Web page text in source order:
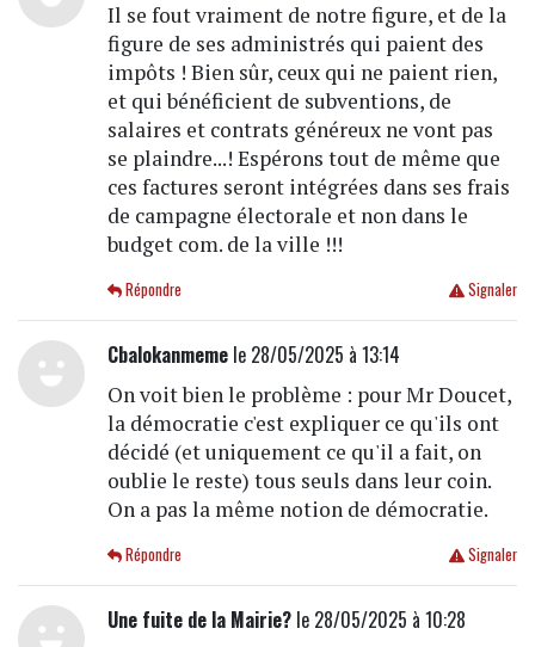
Il se fout vraiment de notre figure, et de la
figure de ses administrés qui paient des
impôts ! Bien sûr, ceux qui ne paient rien,
et qui bénéficient de subventions, de
salaires et contrats généreux ne vont pas
se plaindre...! Espérons tout de même que
ces factures seront intégrées dans ses frais
de campagne électorale et non dans le
budget com. de la ville !!!
Signaler
Répondre
Cbalokanmemele 28/05/2025 à 13:14
On voit bien le problème : pour Mr Doucet,
la démocratie c'est expliquer ce qu'ils ont
décidé (et uniquement ce qu'il a fait, on
oublie le reste) tous seuls dans leur coin.
On a pas la même notion de démocratie.
Signaler
Répondre
Une fuite de la Mairie?le 28/05/2025 à 10:28